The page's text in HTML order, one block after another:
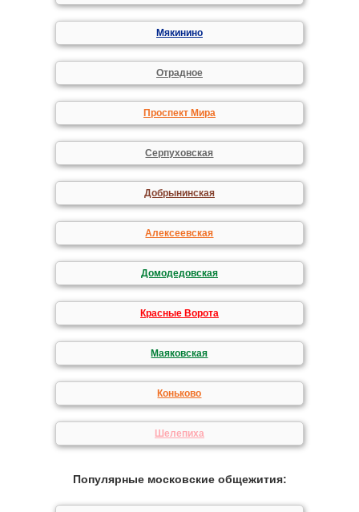
Мякинино
Отрадное
Проспект Мира
Серпуховская
Добрынинская
Алексеевская
Домодедовская
Красные Ворота
Маяковская
Коньково
Шелепиха
Популярные московские общежития: